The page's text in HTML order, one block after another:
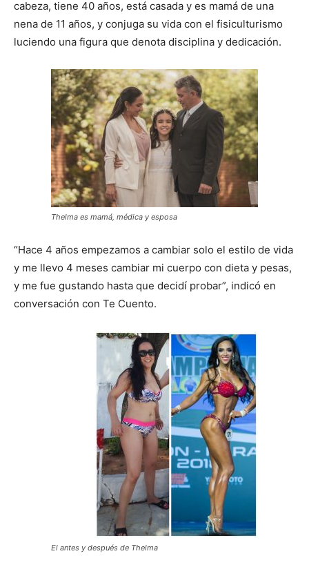
cabeza, tiene 40 años, está casada y es mamá de una
nena de 11 años, y conjuga su vida con el fisiculturismo
luciendo una figura que denota disciplina y dedicación.
Thelma es mamá, médica y esposa
“Hace 4 años empezamos a cambiar solo el estilo de vida
y me llevo 4 meses cambiar mi cuerpo con dieta y pesas,
y me fue gustando hasta que decidí probar”, indicó en
conversación con Te Cuento.
El antes y después de Thelma